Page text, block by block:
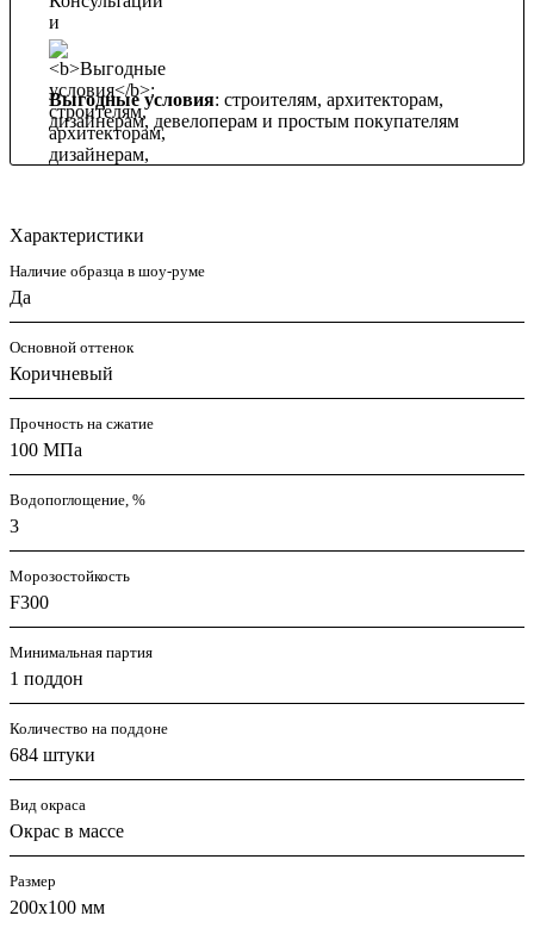
Выгодные условия: строителям, архитекторам,
дизайнерам, девелоперам и простым покупателям
Характеристики
Наличие образца в шоу-руме
Да
Основной оттенок
Коричневый
Прочность на сжатие
100 МПа
Водопоглощение, %
3
Морозостойкость
F300
Минимальная партия
1 поддон
Количество на поддоне
684 штуки
Вид окраса
Окрас в массе
Размер
200х100 мм